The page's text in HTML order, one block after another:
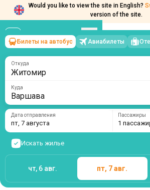
Would you like to view the site in English?
version of the site.
Житомир →Варшава
пт, 7 августа/1 пассажир
Билеты на автобус Авиабилеты
Откуда
Куда
Дата отправления
пт, 7 августа
Пассажиры
1
Искать жилье
чт, 6 авг. пт, 7 авг.